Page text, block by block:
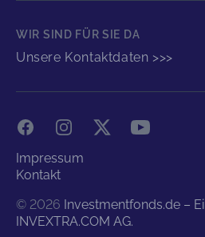
WIR SIND FÜR SIE DA
Unsere Kontaktdaten >>>
FacebookInstagram
X YouTube
© 2026 Investmentfonds.de –
INVEXTRA.COM AG.
Impressum
Kontakt